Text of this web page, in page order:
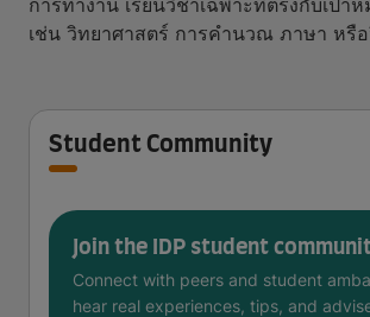
การทำงาน เรียนวิชาเฉพาะที่ตรงกับเป้า
เช่น วิทยาศาสตร์ การคำนวณ ภาษา หรื
Student Community
Join the IDP student
Connect with peers and student
hear real experiences, tips, and